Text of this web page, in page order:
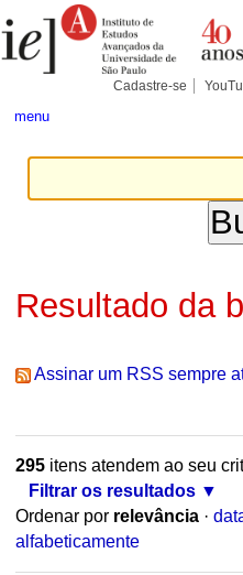
para
conteúdo.
Pessoais
Cadastre-se
menu
Resultado da
Assinar um RSS sempre
295itens atendem ao seu
Filtrar os resultados
Ordenar por relevância ·
alfabeticamente